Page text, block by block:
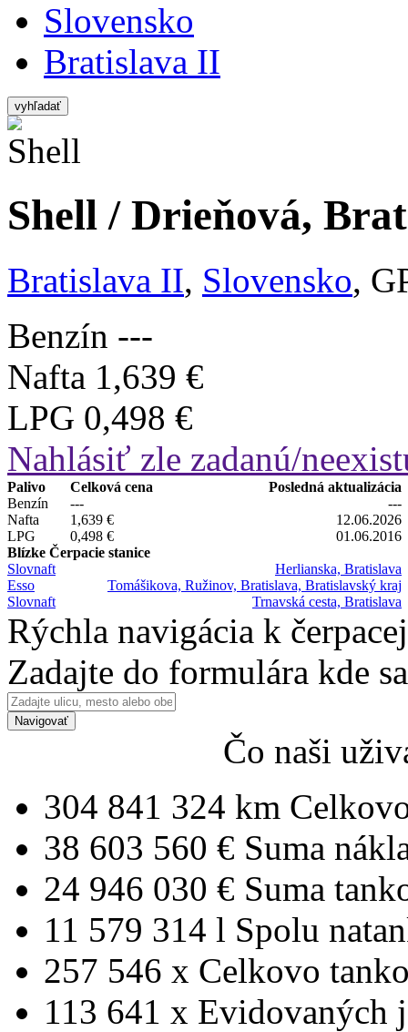
Slovensko
Bratislava II
vyhľadať
Shell / Drieňová,
Bratislava II, Slovensko,
Benzín ---
Nafta 1,639 €
LPG 0,498 €
Nahlásiť zle zadanú/
Palivo Celková cena
Posledná aktualizácia
Benzín
---
---
Nafta
1,639 €
12.06.2026
LPG
0,498 €
01.06.2016
Blízke Čerpacie stanice
Slovnaft
Herlianska, Bratislava
Esso
Tomášikova, Ružinov, Bratislava, Bratislavský kraj
Slovnaft
Trnavská cesta, Bratislava
Rýchla navigácia k
Zadajte do formulára kde
Navigovať
Čo naši
304 841 324 km
38 603 560 € Suma
24 946 030 € Suma
11 579 314 l Spolu
257 546 x Celkovo
113 641 x Evidovaných